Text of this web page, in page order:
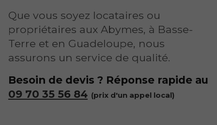
Que vous soyez locataires ou
propriétaires aux Abymes, à Basse-
Terre et en Guadeloupe, nous
assurons un service de qualité.
Besoin de devis ? Réponse rapide au
09 70 35 56 84